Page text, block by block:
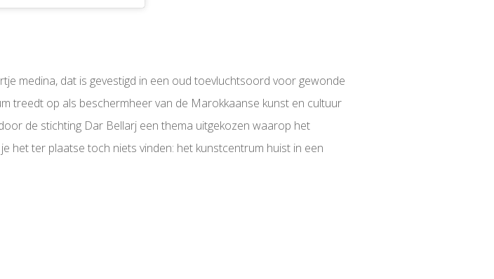
medina, dat is gevestigd in een oud toevluchtsoord voor gewonde
treedt op als beschermheer van de Marokkaanse kunst en cultuur
de stichting Dar Bellarj een thema uitgekozen waarop het
het ter plaatse toch niets vinden: het kunstcentrum huist in een